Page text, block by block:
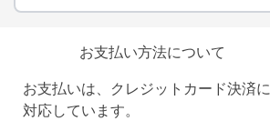
お支払い方法について
お支払いは、クレジットカード決済に
対応しています。